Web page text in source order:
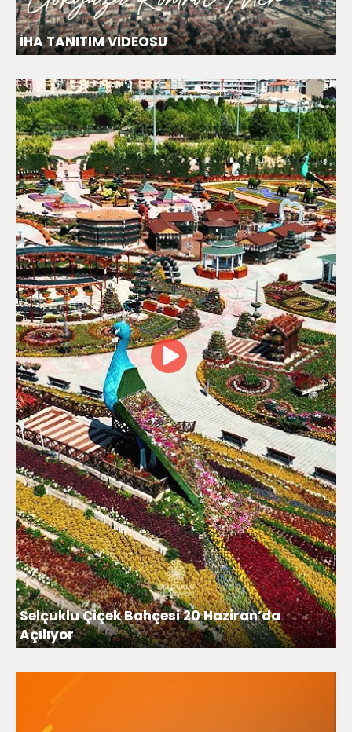
İHA TANITIM VİDEOSU
Selçuklu Çiçek Bahçesi 20 Haziran’da
Açılıyor